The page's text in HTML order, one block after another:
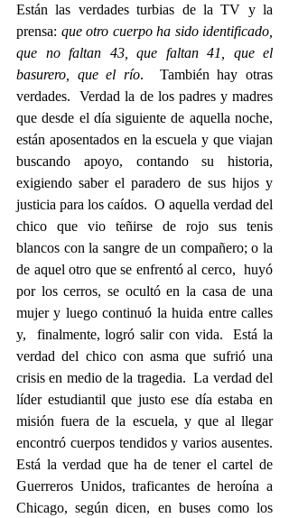
Están las verdades turbias de la TV y la
prensa: que otro cuerpo ha sido identificado,
que no faltan 43, que faltan 41, que el
basurero, que el río.  También hay otras
verdades.  Verdad la de los padres y madres
que desde el día siguiente de aquella noche,
están aposentados en la escuela y que viajan
buscando apoyo, contando su historia,
exigiendo saber el paradero de sus hijos y
justicia para los caídos.  O aquella verdad del
chico que vio teñirse de rojo sus tenis
blancos con la sangre de un compañero; o la
de aquel otro que se enfrentó al cerco,  huyó
por los cerros, se ocultó en la casa de una
mujer y luego continuó la huida entre calles
y,  finalmente, logró salir con vida.  Está la
verdad del chico con asma que sufrió una
crisis en medio de la tragedia.  La verdad del
líder estudiantil que justo ese día estaba en
misión fuera de la escuela, y que al llegar
encontró cuerpos tendidos y varios ausentes.
Está la verdad que ha de tener el cartel de
Guerreros Unidos, traficantes de heroína a
Chicago, según dicen, en buses como los